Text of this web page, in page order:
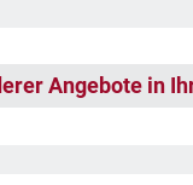
Angebote in